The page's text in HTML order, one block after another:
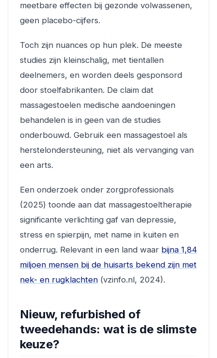
meetbare effecten bij gezonde volwassenen,
geen placebo-cijfers.
Toch zijn nuances op hun plek. De meeste
studies zijn kleinschalig, met tientallen
deelnemers, en worden deels gesponsord
door stoelfabrikanten. De claim dat
massagestoelen medische aandoeningen
behandelen is in geen van de studies
onderbouwd. Gebruik een massagestoel als
herstelondersteuning, niet als vervanging van
een arts.
Een onderzoek onder zorgprofessionals
(2025) toonde aan dat massagestoeltherapie
significante verlichting gaf van depressie,
stress en spierpijn, met name in kuiten en
onderrug. Relevant in een land waar bijna 1,84
miljoen mensen bij de huisarts bekend zijn met
nek- en rugklachten (vzinfo.nl, 2024).
Nieuw, refurbished of
tweedehands: wat is de slimste
keuze?